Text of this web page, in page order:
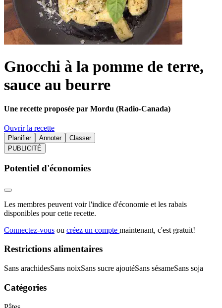
Gnocchi à la pomme de terre,
sauce au beurre
Une recette proposée par Mordu (Radio-Canada)
Ouvrir la recette
Planifier Annoter
Classer
PUBLICITÉ
Potentiel d'économies
Les membres peuvent voir l'indice d'économie et les rabais
disponibles pour cette recette.
Connectez-vous ou créez un compte maintenant, c'est gratuit!
Restrictions alimentaires
Sans arachidesSans noixSans sucre ajoutéSans sésameSans soja
Catégories